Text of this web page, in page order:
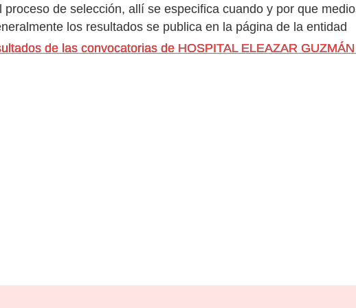
proceso de selección, allí se especifica cuando y por que
los resultados se publica en la página de la entidad
de las convocatorias de HOSPITAL ELEAZAR